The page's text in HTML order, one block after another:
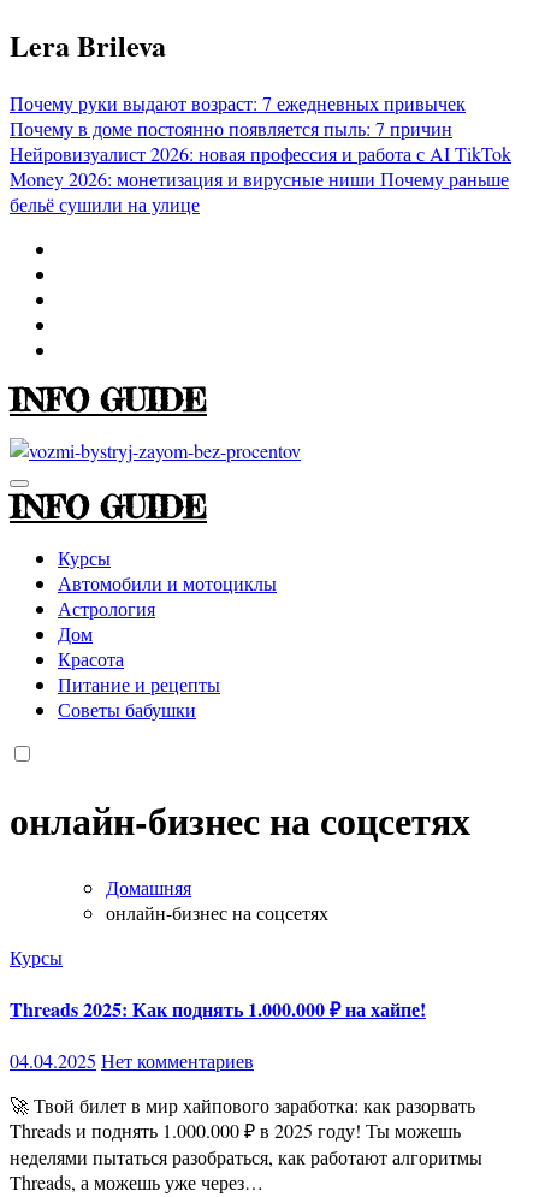
Перейти
к
Lera Brileva
Почему руки выдают возраст: 7 ежедневных привычек
Почему в доме постоянно появляется пыль: 7 причин
Нейровизуалист 2026: новая профессия и работа с AITikTok
Money 2026: монетизация и вирусные ниши Почему раньше
бельё сушили на улице
INFO GUIDE
INFO GUIDE
Курсы
Автомобили и мотоциклы
Астрология
Дом
Красота
Питание и рецепты
Советы бабушки
онлайн-бизнес на соцсетях
Домашняя
онлайн-бизнес на соцсетях
Курсы
Threads 2025: Как поднять 1.000.000 ₽ на хайпе!
04.04.2025 Нет комментариев
🚀 Твой билет в мир хайпового заработка: как разорвать
Threads и поднять 1.000.000 ₽ в 2025 году! Ты можешь
неделями пытаться разобраться, как работают алгоритмы
Threads, а можешь уже через…